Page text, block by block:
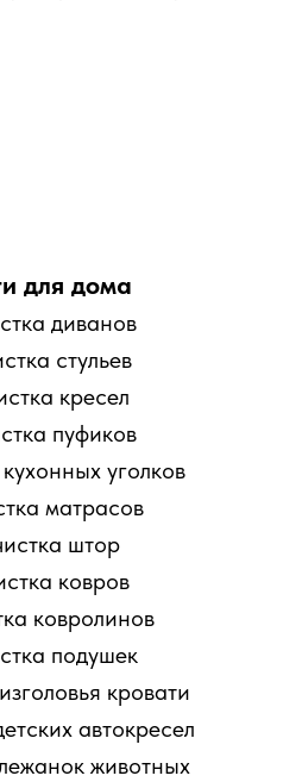
для дома
диванов
стульев
кресел
пуфиков
уголков
матрасов
штор
ковров
ковролинов
подушек
кровати
автокресел
животных